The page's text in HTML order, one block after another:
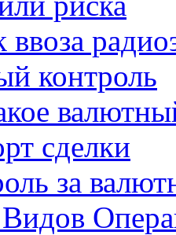
контроль
сделки
за